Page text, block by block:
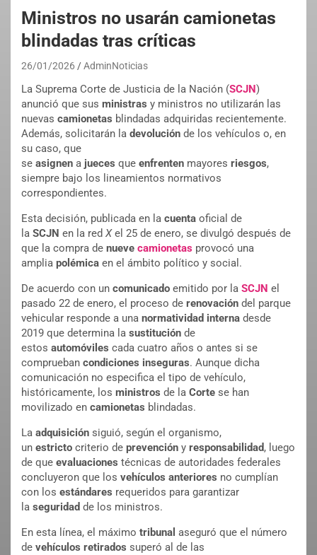
Ministros no usarán camionetas
blindadas tras críticas
26/01/2026 AdminNoticias
La Suprema Corte de Justicia de la Nación (SCJN)
anunció que sus ministras y ministros no utilizarán las
nuevas camionetas blindadas adquiridas recientemente.
Además, solicitarán la devolución de los vehículos o, en
su caso, que
se asignen a jueces que enfrenten mayores riesgos,
siempre bajo los lineamientos normativos
correspondientes.
Esta decisión, publicada en la cuenta oficial de
la SCJN en la red Xel 25 de enero, se divulgó después de
que la compra de nueve camionetas provocó una
amplia polémica en el ámbito político y social.
De acuerdo con un comunicado emitido por la SCJN el
pasado 22 de enero, el proceso de renovación del parque
vehicular responde a una normatividad interna desde
2019 que determina la sustitución de
estos automóviles cada cuatro años o antes si se
comprueban condiciones inseguras. Aunque dicha
comunicación no especifica el tipo de vehículo,
históricamente, los ministros de la Corte se han
movilizado en camionetas blindadas.
La adquisición siguió, según el organismo,
un estricto criterio de prevención y responsabilidad, luego
de que evaluaciones técnicas de autoridades federales
concluyeron que los vehículos anteriores no cumplían
con los estándares requeridos para garantizar
la seguridad de los ministros.
En esta línea, el máximo tribunal aseguró que el número
de vehículos retirados superó al de las